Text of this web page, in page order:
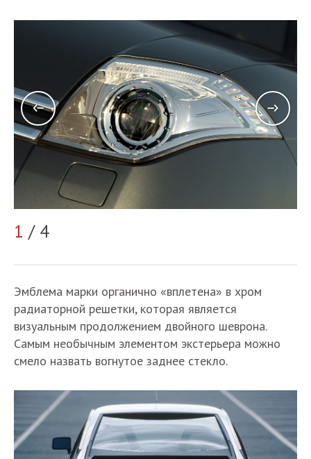
1 / 4
Эмблема марки органично «вплетена» в хром
радиаторной решетки, которая является
визуальным продолжением двойного шеврона.
Самым необычным элементом экстерьера можно
смело назвать вогнутое заднее стекло.